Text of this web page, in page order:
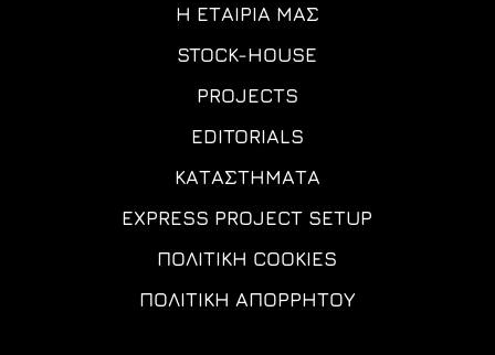
Η ΕΤΑΙΡΊΑ ΜΑΣ
STOCK-HOUSE
PROJECTS
EDITORIALS
ΚΑΤΑΣΤΉΜΑΤΑ
EXPRESS PROJECT SETUP
ΠΟΛΙΤΙΚΉ COOKIES
ΠΟΛΙΤΙΚΉ ΑΠΟΡΡΉΤΟΥ